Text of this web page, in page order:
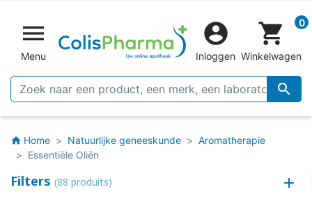

Menu


Inloggen
shopping_cart 0
Winkelwagen
home Home Natuurlijke geneeskunde
Aromatherapie
Essentiële Oliën
Filters (88 produits)